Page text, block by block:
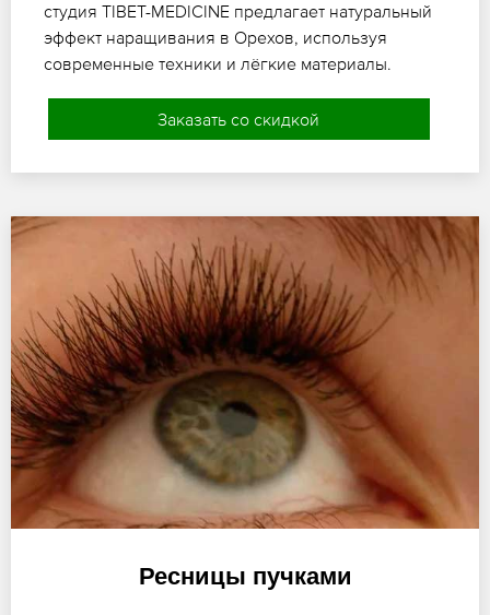
студия TIBET-MEDICINE предлагает натуральный
эффект наращивания в Орехов, используя
современные техники и лёгкие материалы.
Заказать со скидкой
Ресницы пучками